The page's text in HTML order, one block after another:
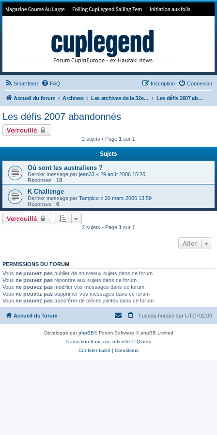
Forum de Cup In Europe
Smartfeed FAQ Connexion
Inscription
Accueil du forum Archives Les archives de la 32e America's Cup Les défis 2007 abandonnés
Les défis 2007 abandonnés
Verrouillé
2 sujets • Page 1 sur 1
Sujets
Où sont les australiens ?
Dernier message par jean33 « 29 août 2006 15:20
Réponses : 18
K Challenge
Dernier message par Tampico « 20 mars 2006 13:59
Réponses : 6
Verrouillé
2 sujets • Page 1 sur 1
Aller
PERMISSIONS DU FORUM
Vous ne pouvez pas publier de nouveaux sujets dans ce forum
Vous ne pouvez pas répondre aux sujets dans ce forum
Vous ne pouvez pas modifier vos messages dans ce forum
Vous ne pouvez pas supprimer vos messages dans ce forum
Vous ne pouvez pas transférer de pièces jointes dans ce forum
Accueil du forum Fuseau horaire sur UTC+02:00
Développé parphpBB® Forum Software © phpBB Limited
Traduction française officielle ©Qiaeru
Confidentialité | Conditions